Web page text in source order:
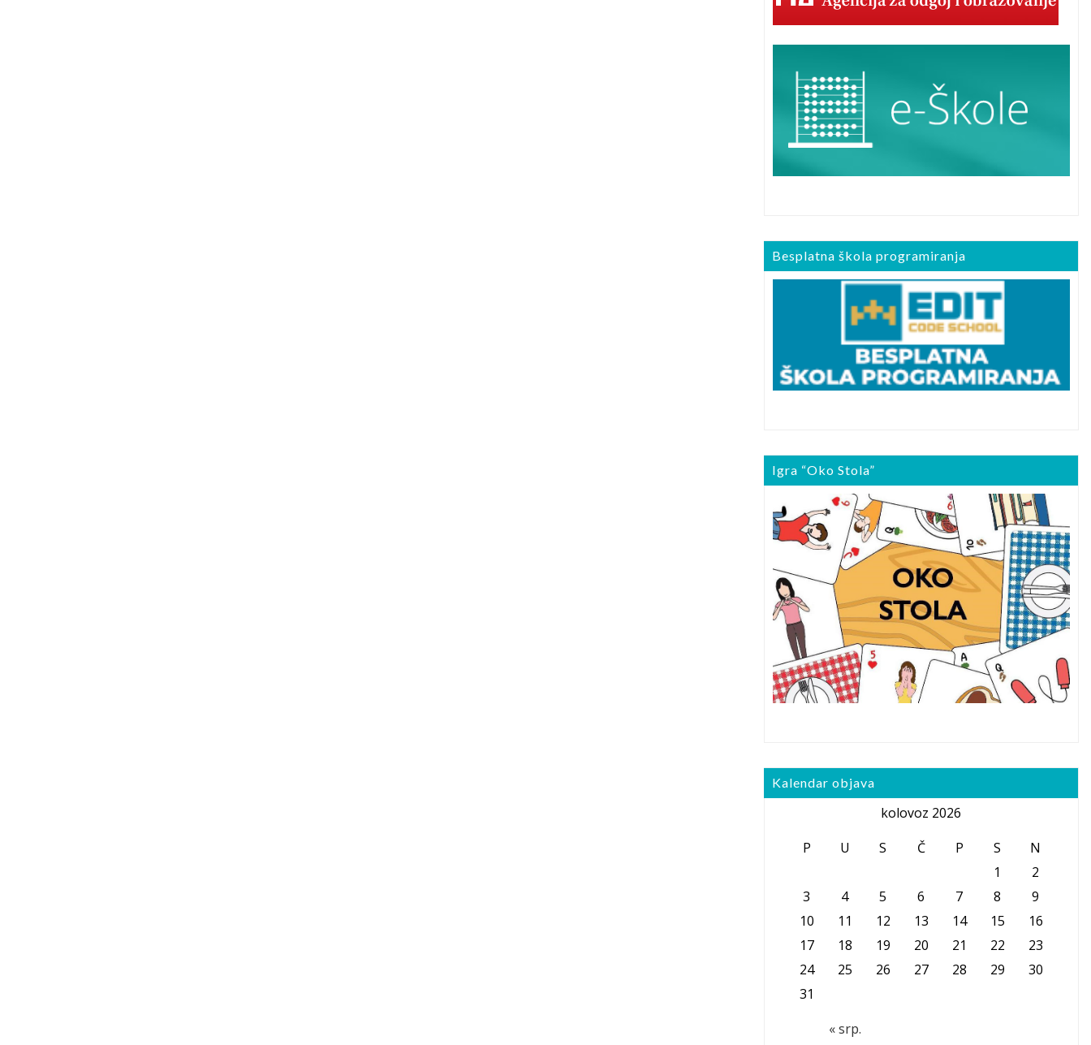
Besplatna škola programiranja
Igra “Oko Stola”
Kalendar objava
kolovoz 2026
P
U S Č P S N
« srp.
1
2
3
4 5 6 7 8
9
10
11 12 13 14 15
16
17
18 19 20 21 22
23
24
25 26 27 28 29
30
31